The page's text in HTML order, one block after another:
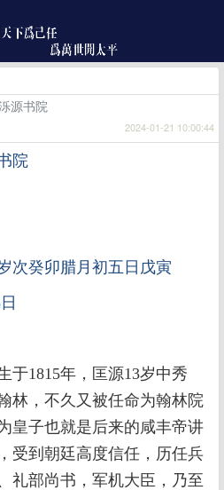
源书院
2024-01-21 10:00:44
院
次癸卯腊月初五日戊寅
于1815年，匡源13岁中秀
林，不久又被任命为翰林院
皇子也就是后来的咸丰帝讲
受到朝廷高度信任，历任兵
礼部尚书，军机大臣，乃至